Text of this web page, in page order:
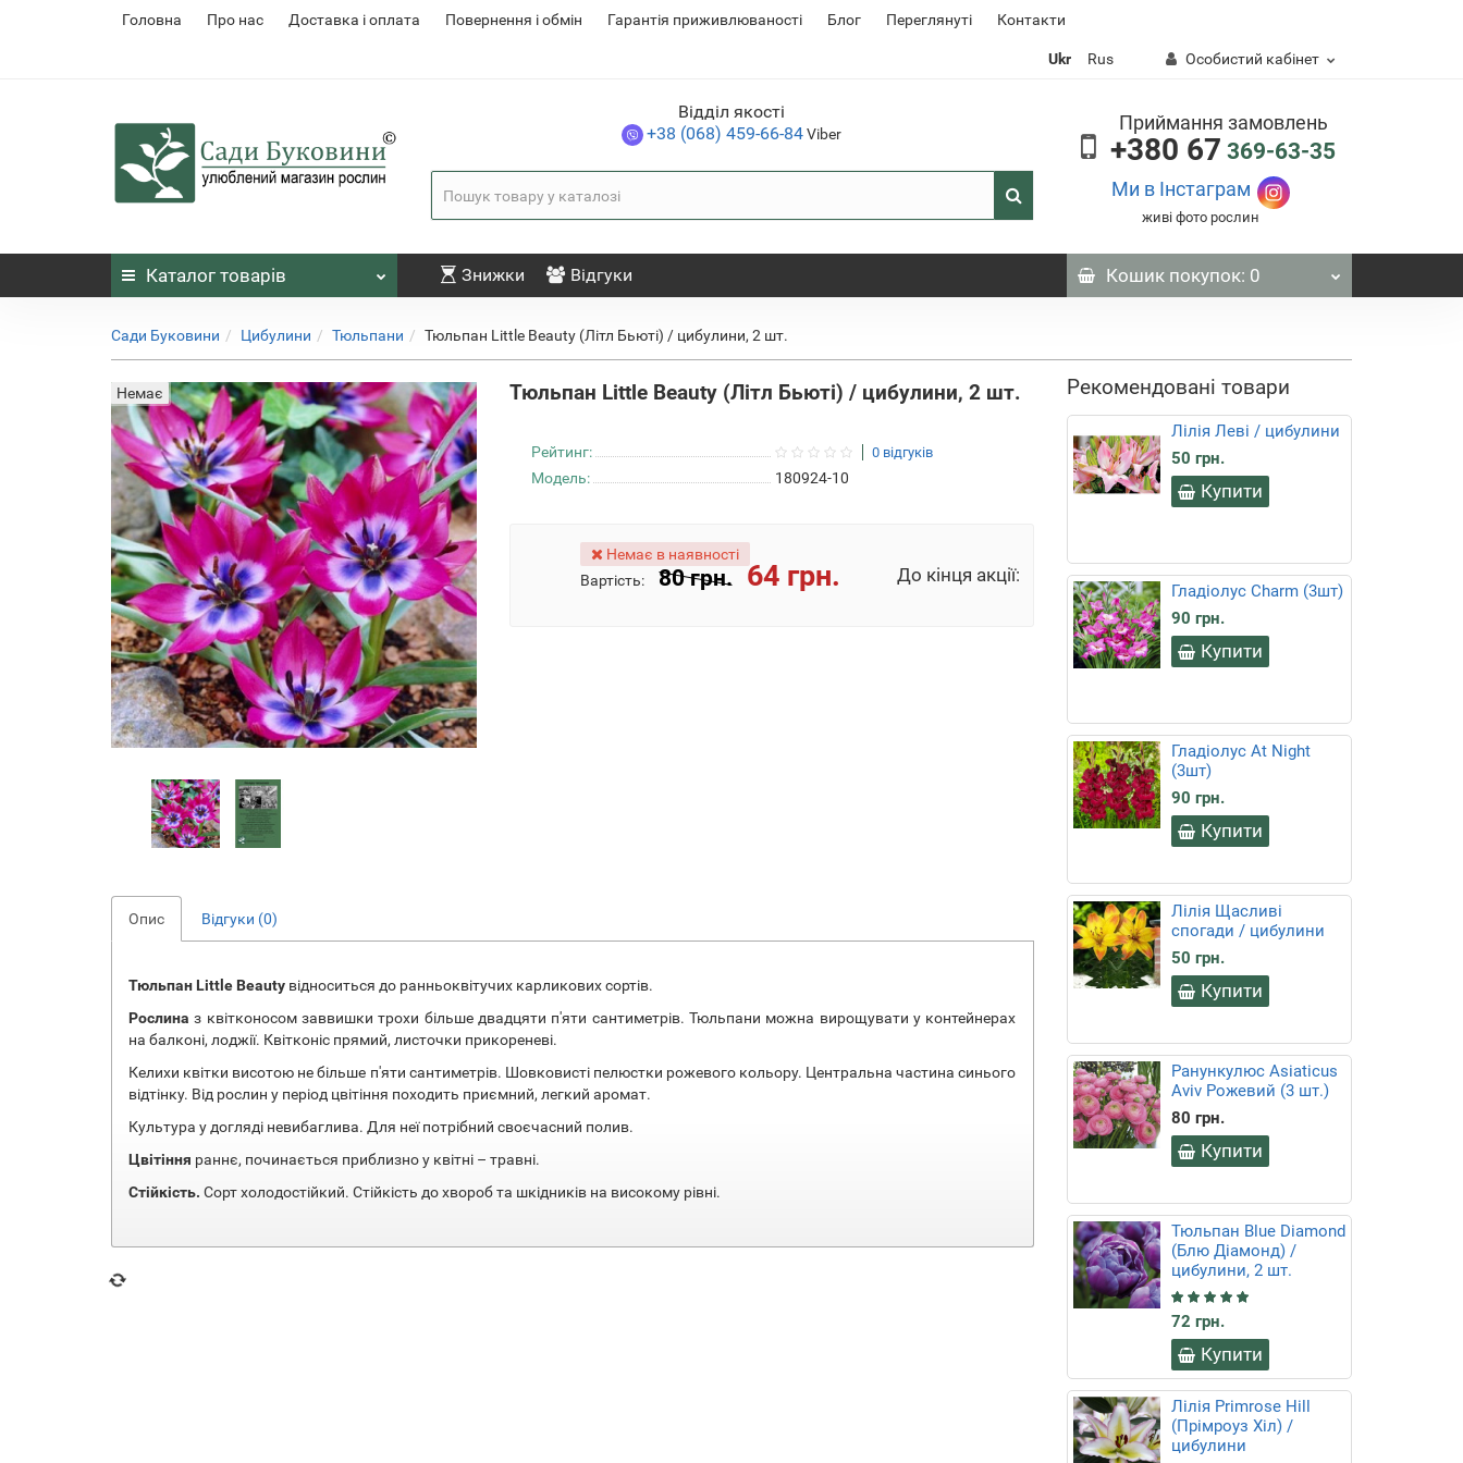
Головна Про нас Доставка і оплата Повернення i обмін Гарантія приживлюваності Блог Переглянуті Контакти
Ukr Rus Особистий кабінет
Відділ якості
+38 (068) 459-66-84Viber Приймання замовлень
+380 67 369-63-35
Ми в Інстаграм
живі фото рослин
Каталог товарів Знижки Відгуки Кошикпокупок: 0
Сади Буковини Цибулини Тюльпани Тюльпан Little Beauty (Літл Бьюті) / цибулини, 2 шт.
Немає Тюльпан Little Beauty (Літл Бьюті) / цибулини, 2 шт.
Рейтинг: 0 відгуків
Модель: 180924-10
Немає в наявності
64 грн. 16 46 55
Опис Відгуки (0)
Тюльпан Little Beauty відноситься до ранньоквітучих карликових сортів.
Рослина з квітконосом заввишки трохи більше двадцяти п'яти сантиметрів. Тюльпани можна вирощувати у контейнерах
на балконі, лоджії. Квітконіс прямий, листочки прикореневі.
Келихи квітки висотою не більше п'яти сантиметрів. Шовковисті пелюстки рожевого кольору. Центральна частина синього
відтінку. Від рослин у період цвітіння походить приємний, легкий аромат.
Культура у догляді невибаглива. Для неї потрібний своєчасний полив.
Цвітіння раннє, починається приблизно у квітні – травні.
Стійкість. Сорт холодостійкий. Стійкість до хвороб та шкідників на високому рівні.
Рекомендовані товари
Лілія Леві / цибулини
50 грн.
Купити
Гладіолус Charm (3шт)
90 грн.
Купити
Гладіолус At Night
(3шт)
90 грн.
Купити
Лілія Щасливі
спогади / цибулини
50 грн.
Купити
Ранункулюс Аsiaticus
Аviv Рожевий (3 шт.)
80 грн.
Купити
Тюльпан Blue Diamond
(Блю Діамонд) /
цибулини, 2 шт.
72 грн.
Купити
Лілія Primrose Hill
(Прімроуз Хіл) /
цибулини